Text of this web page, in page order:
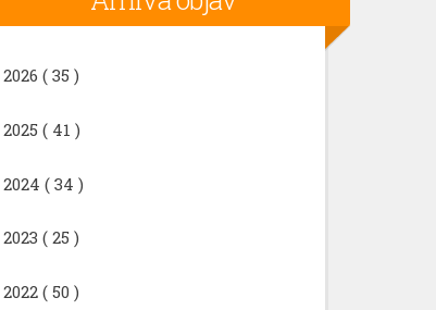
2026 ( 35 )
2025 ( 41 )
2024 ( 34 )
2023 ( 25 )
2022 ( 50 )